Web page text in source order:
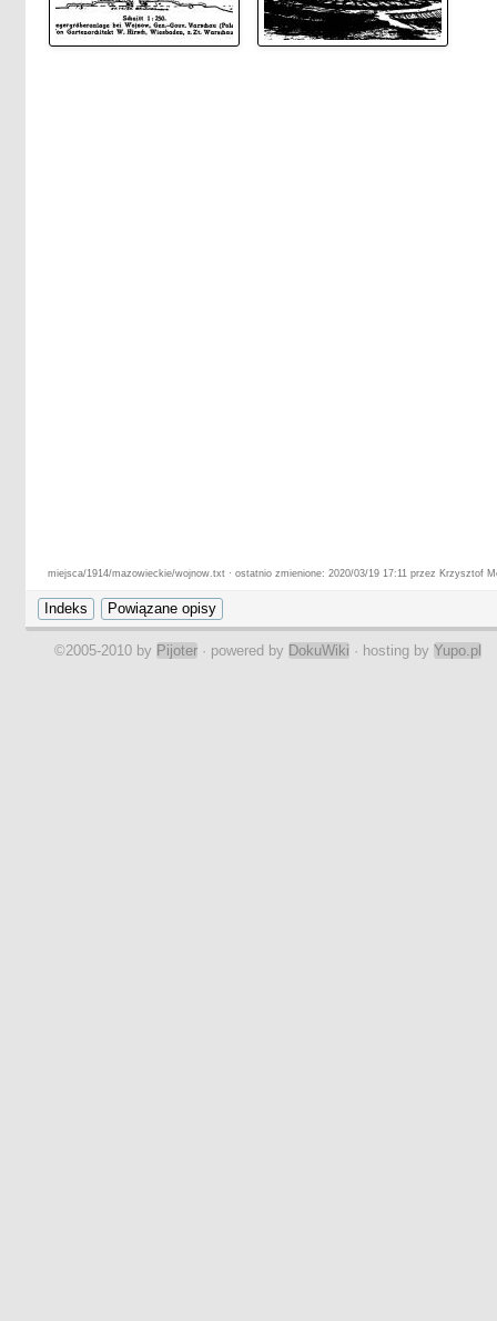
miejsca/1914/mazowieckie/wojnow.txt · ostatnio zmienione: 2020/03/19 17:11 przez Krzysztof
©2005-2010 by Pijoter · powered by DokuWiki · hosting by Yupo.pl